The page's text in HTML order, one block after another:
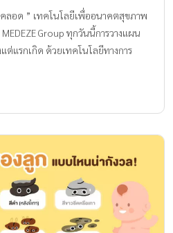
ทย์ หากพบอาการเหล่านี้ ศูนย์กุมาร
ห้พาเด็กมาพบแพทย์เฉพาะทางเพื่อ
าเหตุของโรคหัวใจในเด็ก ที่ควรเฝ้า
กหลายปัจจัย ทั้งจากพันธุกรรมและสิ่ง
เหตุสำคัญที่ต้องเฝ้าระวังดังนี้ อายุ
ายุน้อยกว่า […]
ลอด ” เทคโนโลยีเพื่ออนาคตสุขภาพ
Group ทุกวันนี้การวางแผน
ต่แรกเกิด ด้วยเทคโนโลยีทางการ
ภาพสูง และอาจมีบทบาทสำคัญต่อ
การทำความเข้าใจว่าสเต็มเซลล์ทารก
งการวางแผนสุขภาพระยะยาวอย่างมี
ด้ที่นี่! สารบัญ รู้จัก “สเต็มเซลล์เด็ก
ออนาคตสุขภาพ พร้อมมาตรฐานการ
เต็มเซลล์เด็กทารกแรกคลอด คืออะไร
ประโยชน์ของการฝากเก็บสเต็มเซลล์
พื่อโอกาสในการดูแลสุขภาพในอนาคต